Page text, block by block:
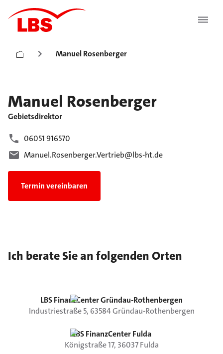
Manuel Rosenberger
Manuel Rosenberger
Gebietsdirektor
06051 916570
Manuel.Rosenberger.Vertrieb@lbs-ht.de
Termin vereinbaren
Ich berate Sie an folgenden Orten
LBS FinanzCenter Gründau-Rothenbergen
Industriestraße 5, 63584Gründau-Rothenbergen
LBS FinanzCenter Fulda
Königstraße17, 36037 Fulda